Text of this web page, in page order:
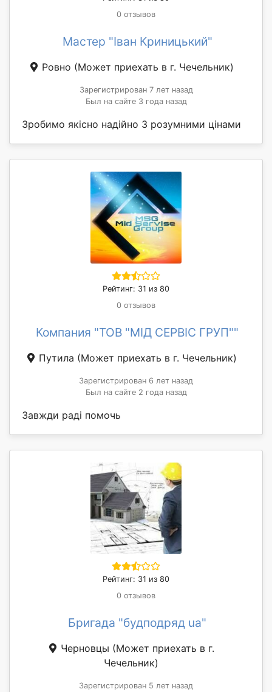
0 отзывов
Мастер "Іван Криницький"
Ровно (Может приехать в г. Чечельник)
Зарегистрирован 7 лет назад
Был на сайте 3 года назад
Зробимо якісно надійно З розумними цінами
Рейтинг: 31 из 80
0 отзывов
Компания "ТОВ "МІД СЕРВІС ГРУП""
Путила (Может приехать в г. Чечельник)
Зарегистрирован 6 лет назад
Был на сайте 2 года назад
Завжди раді помочь
Рейтинг: 31 из 80
0 отзывов
Бригада "будподряд ua"
Черновцы (Может приехать в г.
Чечельник)
Зарегистрирован 5 лет назад